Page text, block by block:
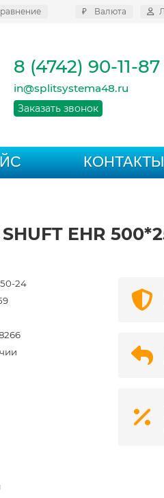
₽ Валюта
8 (4742) 90-11-87
in@splitsystema48.ru
Заказать звонок
КОНТАКТЫ
EHR
24